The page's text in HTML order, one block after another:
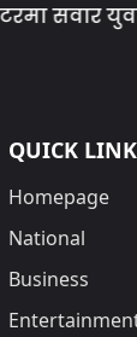
युवतीको
QUICK
Homepage
National
Business